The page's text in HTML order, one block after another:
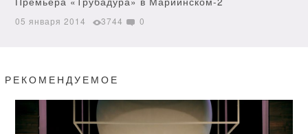
05 января 2014 3744 0
РЕКОМЕНДУЕМОЕ